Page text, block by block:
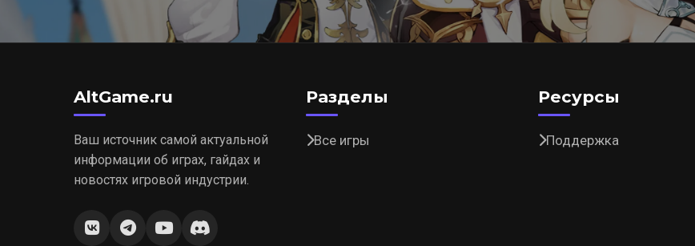
AltGame.ru
Ваш источник самой актуальной
информации об играх, гайдах и
новостях игровой индустрии.
Разделы
Все игры
Ресурсы
Поддержка